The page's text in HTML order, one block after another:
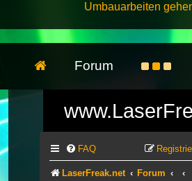
Umbauarbeiten
Forum
FAQ
LaserFreak.net Forum